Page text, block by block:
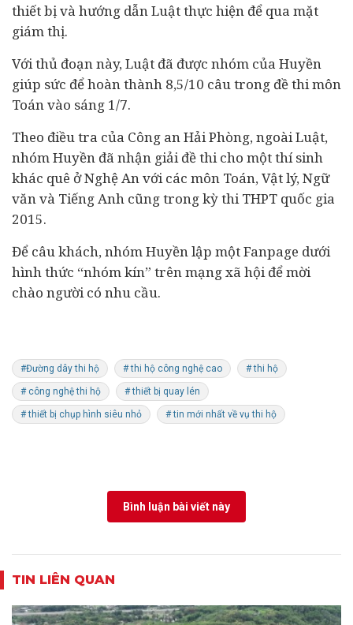
thiết bị và hướng dẫn Luật thực hiện để qua mặt
giám thị.
Với thủ đoạn này, Luật đã được nhóm của Huyền
giúp sức để hoàn thành 8,5/10 câu trong đề thi môn
Toán vào sáng 1/7.
Theo điều tra của Công an Hải Phòng, ngoài Luật,
nhóm Huyền đã nhận giải đề thi cho một thí sinh
khác quê ở Nghệ An với các môn Toán, Vật lý, Ngữ
văn và Tiếng Anh cũng trong kỳ thi THPT quốc gia
2015.
Để câu khách, nhóm Huyền lập một Fanpage dưới
hình thức “nhóm kín” trên mạng xã hội để mời
chào người có nhu cầu.
#Đường dây thi hộ # thi hộ công nghệ cao # thi hộ
# công nghệ thi hộ # thiết bị quay lén
# thiết bị chụp hình siêu nhỏ # tin mới nhất về vụ thi hộ
Bình luận bài viết này
TIN LIÊN QUAN